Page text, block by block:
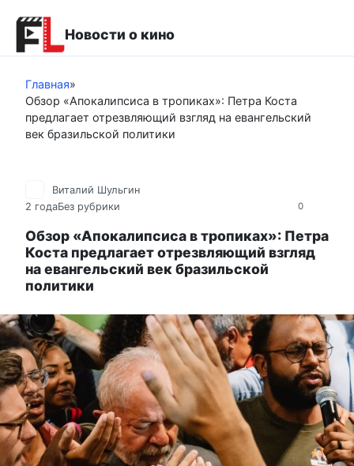
контенту
Новости о кино
Главная»
Обзор «Апокалипсиса в тропиках»: Петра Коста
предлагает отрезвляющий взгляд на евангельский
век бразильской политики
0
Виталий Шульгин
2 годаБез рубрики
Обзор «Апокалипсиса в тропиках»: Петра
Коста предлагает отрезвляющий взгляд
на евангельский век бразильской
политики